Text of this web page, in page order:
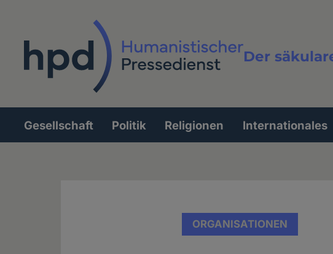
Der
Volltextsuche
Hauptnavigation
Gesellschaft Politik Religionen Internationales
ORGANISATIONEN